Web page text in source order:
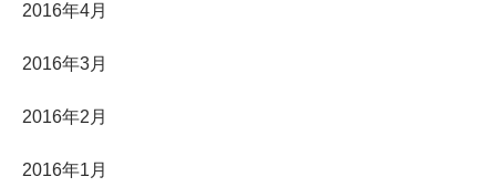
2016年4月
2016年3月
2016年2月
2016年1月